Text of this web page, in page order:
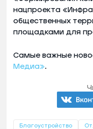
нацпроекта
общественных
площадками для
Самые важные
Медиа».
Благоустройство